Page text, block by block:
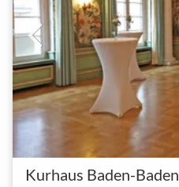
Kurhaus Baden-Baden